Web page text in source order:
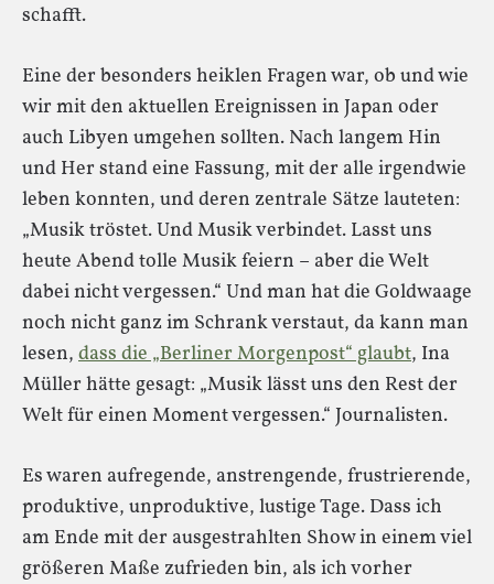
schafft.
Eine der besonders heiklen Fragen war, ob und wie
wir mit den aktuellen Ereignissen in Japan oder
auch Libyen umgehen sollten. Nach langem Hin
und Her stand eine Fassung, mit der alle irgendwie
leben konnten, und deren zentrale Sätze lauteten:
„Musik tröstet. Und Musik verbindet. Lasst uns
heute Abend tolle Musik feiern – aber die Welt
dabei nicht vergessen.“ Und man hat die Goldwaage
noch nicht ganz im Schrank verstaut, da kann man
lesen, dass die „Berliner Morgenpost“ glaubt, Ina
Müller hätte gesagt: „Musik lässt uns den Rest der
Welt für einen Moment vergessen.“ Journalisten.
Es waren aufregende, anstrengende, frustrierende,
produktive, unproduktive, lustige Tage. Dass ich
am Ende mit der ausgestrahlten Show in einem viel
größeren Maße zufrieden bin, als ich vorher